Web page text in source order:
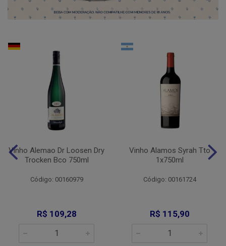
Vinho Alemao Dr Loosen Dry
Trocken Bco 750ml
Código: 00160979
R$ 109,28
Vinho Alamos Syrah Tto
1x750ml
Código: 00161724
R$ 115,90